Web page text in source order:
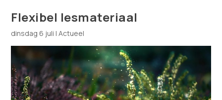
Flexibel lesmateriaal
dinsdag 6 juli |Actueel